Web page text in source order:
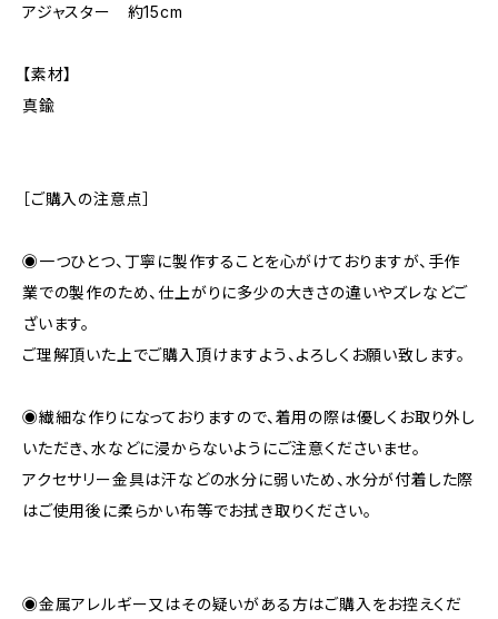
アジャスター 約15cm
【素材】
真鍮
［ご購入の注意点］
◉一つひとつ、丁寧に製作することを心がけておりますが、手作
業での製作のため、仕上がりに多少の大きさの違いやズレなどご
ざいます。
ご理解頂いた上でご購入頂けますよう、よろしくお願い致します。
◉繊細な作りになっておりますので、着用の際は優しくお取り外し
いただき、水などに浸からないようにご注意くださいませ。
アクセサリー金具は汗などの水分に弱いため、水分が付着した際
はご使用後に柔らかい布等でお拭き取りください。
◉金属アレルギー又はその疑いがある方はご購入をお控えくだ